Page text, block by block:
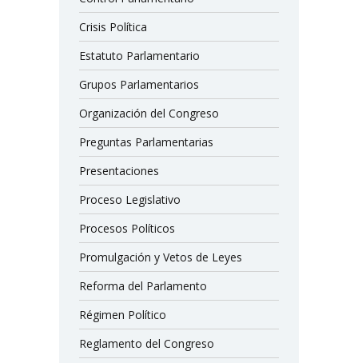
Crisis Política
Estatuto Parlamentario
Grupos Parlamentarios
Organización del Congreso
Preguntas Parlamentarias
Presentaciones
Proceso Legislativo
Procesos Políticos
Promulgación y Vetos de Leyes
Reforma del Parlamento
Régimen Político
Reglamento del Congreso